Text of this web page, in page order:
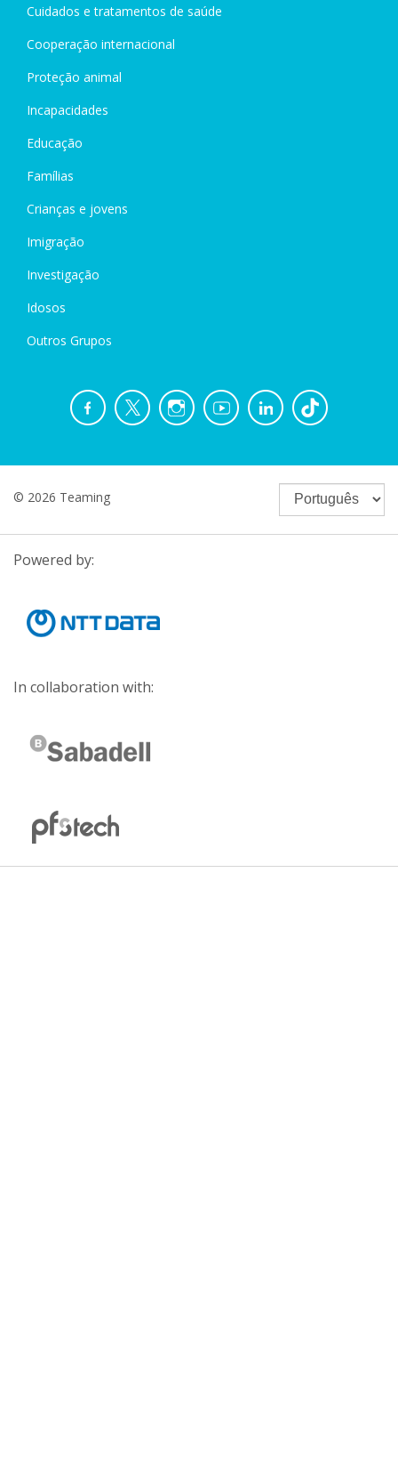
Cuidados e tratamentos de saúde
Cooperação internacional
Proteção animal
Incapacidades
Educação
Famílias
Crianças e jovens
Imigração
Investigação
Idosos
Outros Grupos
© 2026 Teaming
Powered by:
In collaboration with: